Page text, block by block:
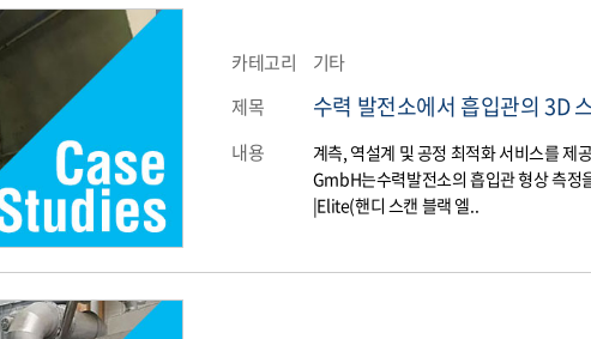
카테고리
기타
제목
수력 발전소에서 흡입관의 3D
내용
계측, 역설계 및 공정 최적화 서비스를
GmbH는수력발전소의 흡입관 형상 측
|Elite(핸디 스캔 블랙 엘..